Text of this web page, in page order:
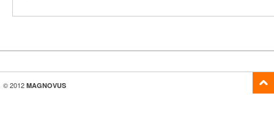
© 2012 MAGNOVUS